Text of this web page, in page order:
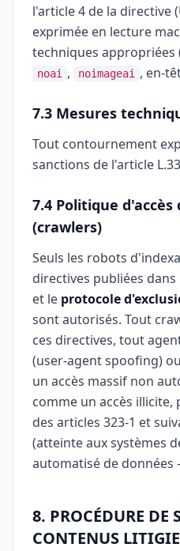
l'article 4 de la directive
exprimée en lecture
techniques appropriées
noai , noimageai , en-
7.3 Mesures
Tout contournement
sanctions de l'article
7.4 Politique d'accès
(crawlers)
Seuls les robots
directives publiées
et le protocole
sont autorisés. Tout
ces directives, tout
(user-agent spoofing)
un accès massif non
comme un accès illicite,
des articles 323-1 et
(atteinte aux systèmes
automatisé de données
8. PROCÉDURE DE
CONTENUS